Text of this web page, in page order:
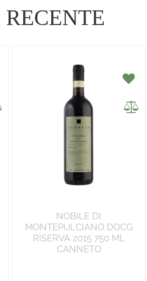
NOBILE DI
MONTEPULCIANO DOCG
RISERVA 2015 750 ML
CANNETO